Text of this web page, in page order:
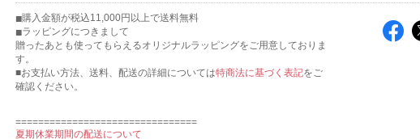
購入金額が税込11,000円以上で送料無料
ラッピングにつきまして
贈ったあとも使ってもらえるオリジナルラッピングをご用意しておりま
す。
■お支払い方法、送料、配送の詳細については特商法に基づく表記をご
確認ください。
================================
夏期休業期間の配送について